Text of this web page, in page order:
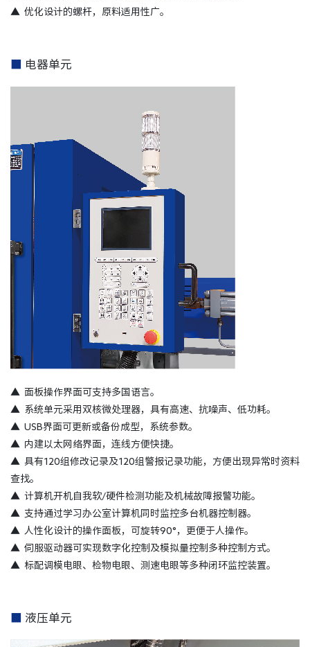
▲ 优化设计的螺杆，原料适用性广。
电器单元
▲ 面板操作界面可支持多国语言。
▲
系统单元采用双核微处理器，具有高速、抗噪声、低功耗。
▲ USB界面可更新或备份成型，系统参数。
▲ 内建以太网络界面，连线方便快捷。
▲ 具有120组修改记录及120组警报记录功能，方便出现异常时资料
查找。
▲ 计算机开机自我软/硬件检测功能及机械故障报警功能。
▲ 支持通过学习办公室计算机同时监控多台机器控制器。
▲
人性化设计的操作面板，可旋转90°，更便于人操作。
▲ 伺服驱动器可实现数字化控制及模拟量控制多种控制方式。
▲ 标配调模电眼、检物电眼、测速电眼等多种闭环监控装置。
液压单元